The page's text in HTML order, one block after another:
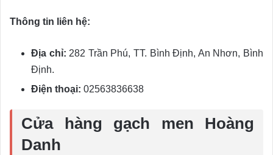
Thông tin liên hệ:
Địa chỉ: 282 Trần Phú, TT. Bình Định, An Nhơn, Bình
Định.
Điện thoại: 02563836638
Cửa hàng gạch men Hoàng
Danh